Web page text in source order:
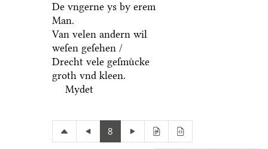
De vngerne ys by erem
Man.
Van velen andern wil
weſen geſehen /
Drecht vele geſmuͤcke
groth vnd kleen.
Mydet
8